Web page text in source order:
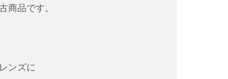
商品です。
ンズに